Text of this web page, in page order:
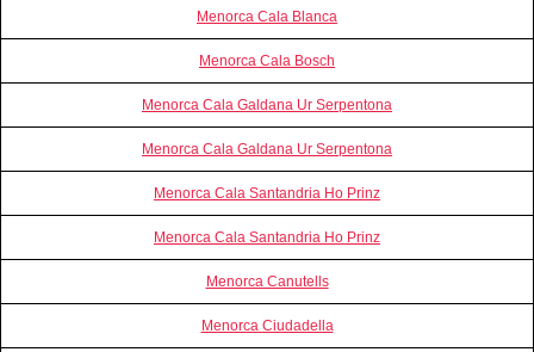
Menorca Cala Blanca
Menorca Cala Bosch
Menorca Cala Galdana Ur Serpentona
Menorca Cala Galdana Ur Serpentona
Menorca Cala Santandria Ho Prinz
Menorca Cala Santandria Ho Prinz
Menorca Canutells
Menorca Ciudadella